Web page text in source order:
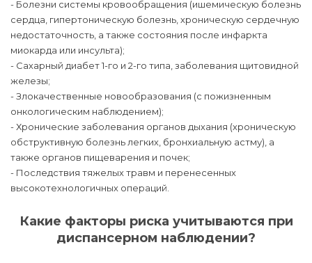
- Болезни системы кровообращения (ишемическую болезнь
сердца, гипертоническую болезнь, хроническую сердечную
недостаточность, а также состояния после инфаркта
миокарда или инсульта);
- Сахарный диабет 1-го и 2-го типа, заболевания щитовидной
железы;
- Злокачественные новообразования (с пожизненным
онкологическим наблюдением);
- Хронические заболевания органов дыхания (хроническую
обструктивную болезнь легких, бронхиальную астму), а
также органов пищеварения и почек;
- Последствия тяжелых травм и перенесенных
высокотехнологичных операций.
Какие факторы риска учитываются при
диспансерном наблюдении?